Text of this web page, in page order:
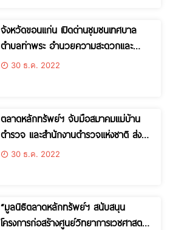
จังหวัดขอนแก่น เปิดด่านชุมชนเทศบาล
ตำบลท่าพระ อำนวยความสะดวกและ
ความปลอดภัยลดอุบัติเหตุทางถนน
30 ธ.ค. 2022
ตลาดหลักทรัพย์ฯ จับมือสมาคมแม่บ้าน
ตำรวจ และสำนักงานตำรวจแห่งชาติ ส่ง
เสริมความรู้ทางการเงิน
30 ธ.ค. 2022
“มูลนิธิตลาดหลักทรัพย์ฯ สนับสนุน
โครงการก่อสร้างศูนย์วิทยาการเวชศาสตร์